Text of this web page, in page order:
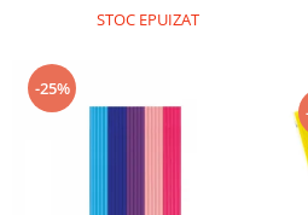
STOC EPUIZAT
-25%